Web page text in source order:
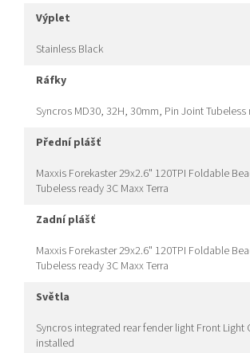
výplet
Stainless Black
ráfky
Syncros MD30, 32H, 30mm, Pin Joint Tubeless
přední plášť
Maxxis Forekaster 29x2.6" 120TPI Foldable
Tubeless ready 3C Maxx Terra
zadní plášť
Maxxis Forekaster 29x2.6" 120TPI Foldable
Tubeless ready 3C Maxx Terra
světla
Syncros integrated rear fender light Front Light
installed